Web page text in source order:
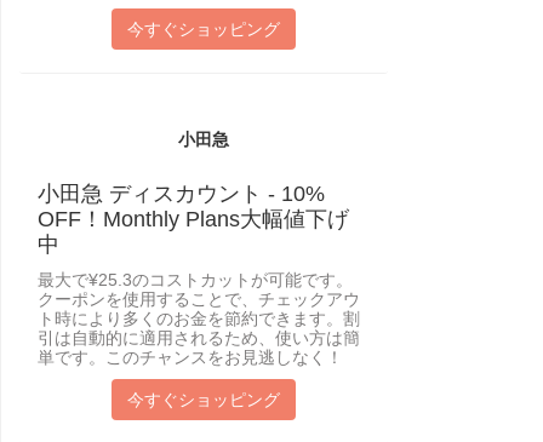
今すぐショッピング
小田急
小田急 ディスカウント - 10%
OFF！Monthly Plans大幅値下げ
中
最大で¥25.3のコストカットが可能です。
クーポンを使用することで、チェックアウ
ト時により多くのお金を節約できます。割
引は自動的に適用されるため、使い方は簡
単です。このチャンスをお見逃しなく！
今すぐショッピング